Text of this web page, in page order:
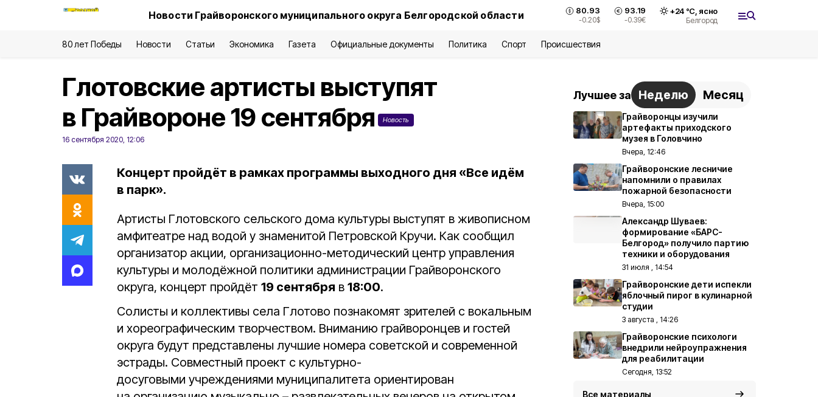
Новости Грайворонского муниципального округа Белгородской области 80.93
-0.20$
93.19
-0.39€
+24°С, ясно
Белгород
80 лет Победы Новости Статьи Экономика Газета Официальные документы Политика Спорт Происшествия
Глотовские артисты выступят
в Грайвороне 19 сентября
Новость
16 сентября 2020, 12:06
Концерт пройдёт в рамках программы выходного дня «Все идём
в парк».
Артисты Глотовского сельского дома культуры выступят в живописном
амфитеатре над водой у знаменитой Петровской Кручи. Как сообщил
организатор акции, организационно-методический центр управления
культуры и молодёжной политики администрации Грайворонского
округа, концерт пройдёт 19 сентября в 18:00.
Солисты и коллективы села Глотово познакомят зрителей с вокальным
и хореографическим творчеством. Вниманию грайворонцев и гостей
округа будут представлены лучшие номера советской и современной
эстрады. Совместный проект с культурно-
досуговыми учреждениями муниципалитета ориентирован
Лучшее за Неделю Месяц
Грайворонцы изучили
артефакты приходского
музея в Головчино
Вчера, 12:46
Грайворонские лесничие
напомнили о правилах
пожарной безопасности
Вчера, 15:00
Александр Шуваев:
формирование «БАРС-
Белгород» получило партию
техники и оборудования
31 июля , 14:54
Грайворонские дети испекли
яблочный пирог в кулинарной
студии
3 августа , 14:26
Грайворонские психологи
внедрили нейроупражнения
для реабилитации
Сегодня, 13:52
Все материалы